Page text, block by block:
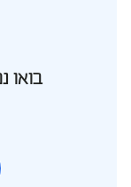
בואו